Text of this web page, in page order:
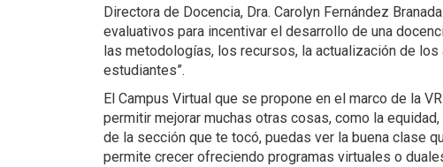
Directora de Docencia, Dra. Carolyn Fernández
evaluativos para incentivar el desarrollo de una
las metodologías, los recursos, la actualización de
estudiantes”.
El Campus Virtual que se propone en el marco de la
permitir mejorar muchas otras cosas, como la
de la sección que te tocó, puedas ver la buena clase
permite crecer ofreciendo programas virtuales o